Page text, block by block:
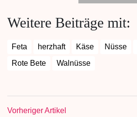
Weitere Beiträge mit:
Feta herzhaft Käse Nüsse
Rote Bete
Walnüsse
Vorheriger Artikel